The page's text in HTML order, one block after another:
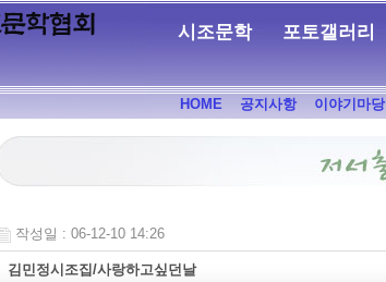
시조문학 포토갤러리
HOME 공지사항 이야기마당
작성일 : 06-12-10 14:26
김민정시조집/사랑하고싶던날